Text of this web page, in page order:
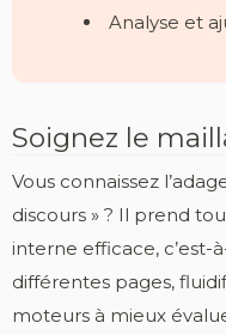
Analyse et
Soignez le
Vous connaissez
discours » ? Il prend
interne efficace, c’est-
différentes pages,
moteurs à mieux